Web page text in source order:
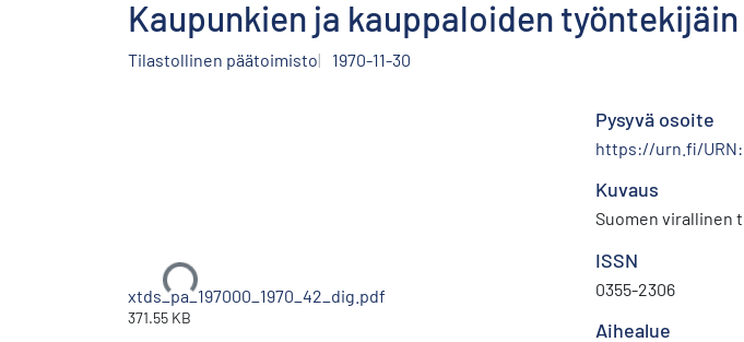
Kaupunkien ja kauppaloiden
Tilastollinen päätoimisto 1970-11-30
Ladataan...
xtds_pa_197000_1970_42_dig.pdf
371.55 KB
Pysyvä osoite
https://urn.fi/
Kuvaus
Suomen virallinen
ISSN
0355-2306
Aihealue